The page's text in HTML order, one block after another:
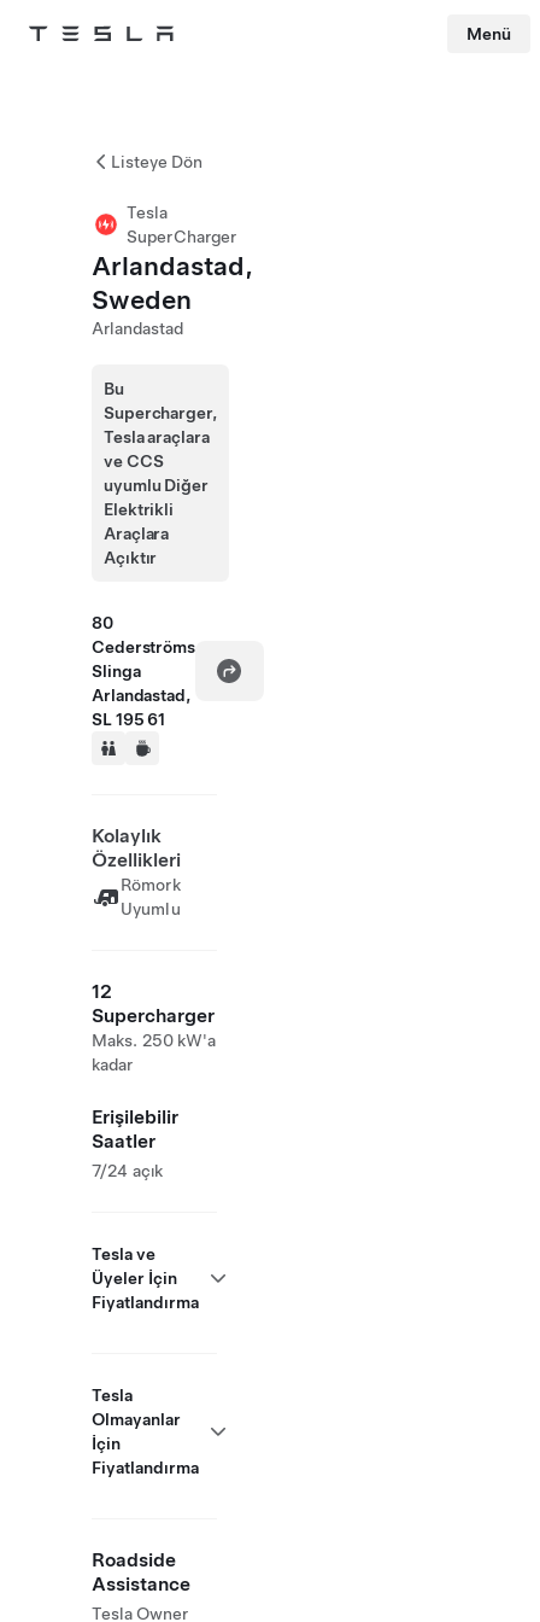
Tesla Menü
Listeye Dön
Tesla
SuperCharger
Arlandastad,
Sweden
Arlandastad
Bu
Supercharger,
Tesla araçlara
ve CCS
uyumlu Diğer
Elektrikli
Araçlara
Açıktır
80
Cederströms
Slinga
Arlandastad,
SL 195 61
Kolaylık
Özellikleri
Römork
Uyumlu
12
Supercharger
Maks. 250 kW'a
kadar
Erişilebilir
Saatler
7/24 açık
Tesla ve
Üyeler İçin
Fiyatlandırma
Tesla
Olmayanlar
İçin
Fiyatlandırma
Roadside
Assistance
Tesla Owner